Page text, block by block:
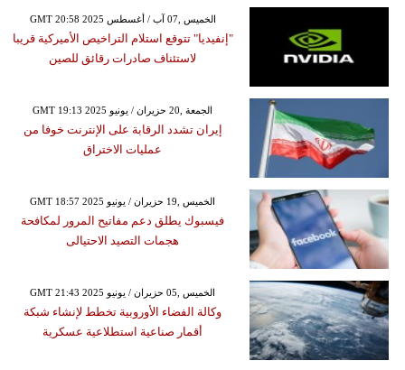
GMT 20:58 2025 الخميس ,07 آب / أغسطس
"إنفيديا" تتوقع استلام التراخيص الأميركية قريبا
لاستئناف صادرات رقائق للصين
GMT 19:13 2025 الجمعة ,20 حزيران / يونيو
إيران تشدد الرقابة على الإنترنت خوفا من
عمليات الاختراق
GMT 18:57 2025 الخميس ,19 حزيران / يونيو
فيسبوك يطلق دعم مفاتيح المرور لمكافحة
هجمات التصيد الاحتيالى
GMT 21:43 2025 الخميس ,05 حزيران / يونيو
وكالة الفضاء الأوروبية تخطط لإنشاء شبكة
أقمار صناعية استطلاعية عسكرية